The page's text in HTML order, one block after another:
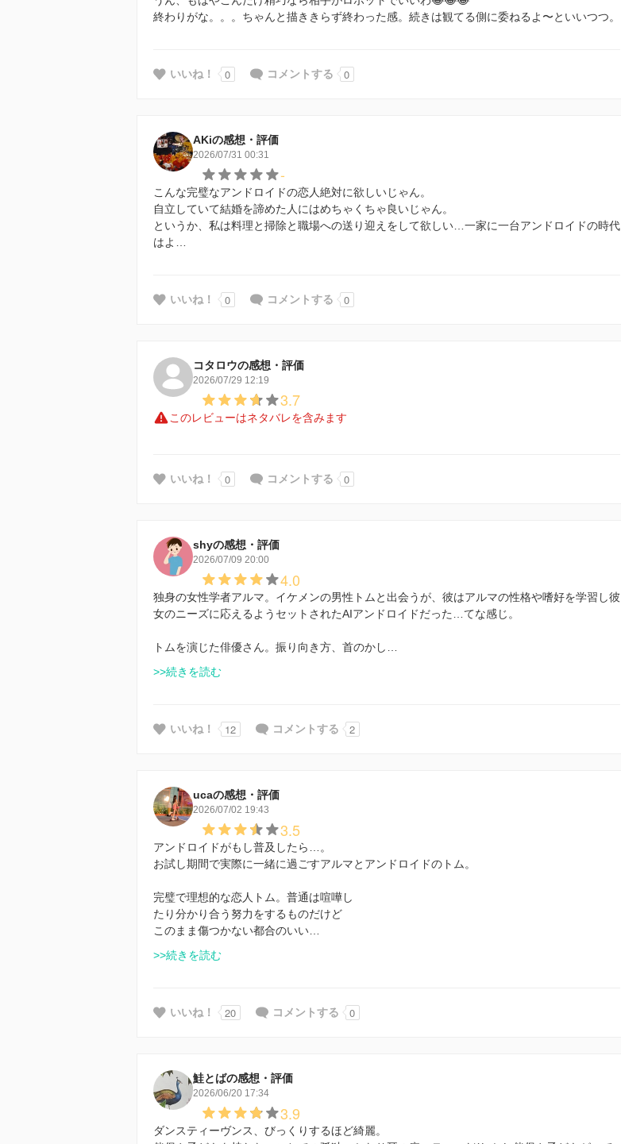
終わりがな。。。ちゃんと描ききらず終わった感。続きは観てる側に委ねるよ〜といいつつ。
いいね！ 0 コメントする 0
AKiの感想・評価
2026/07/31 00:31
-
こんな完璧なアンドロイドの恋人絶対に欲しいじゃん。
自立していて結婚を諦めた人にはめちゃくちゃ良いじゃん。
というか、私は料理と掃除と職場への送り迎えをして欲しい…一家に一台アンドロイドの時代
はよ…
いいね！ 0 コメントする 0
コタロウの感想・評価
2026/07/29 12:19
3.7
このレビューはネタバレを含みます
いいね！ 0 コメントする 0
shyの感想・評価
2026/07/09 20:00
4.0
独身の女性学者アルマ。イケメンの男性トムと出会うが、彼はアルマの性格や嗜好を学習し彼
女のニーズに応えるようセットされたAIアンドロイドだった…てな感じ。
トムを演じた俳優さん。振り向き方、首のかし…
>>続きを読む
いいね！ 12 コメントする 2
ucaの感想・評価
2026/07/02 19:43
3.5
アンドロイドがもし普及したら…。
お試し期間で実際に一緒に過ごすアルマとアンドロイドのトム。
完璧で理想的な恋人トム。普通は喧嘩し
たり分かり合う努力をするものだけど
このまま傷つかない都合のいい…
>>続きを読む
いいね！ 20 コメントする 0
鮭とばの感想・評価
2026/06/20 17:34
3.9
ダンスティーヴンス、びっくりするほど綺麗。